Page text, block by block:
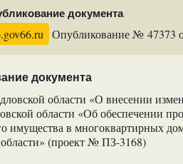
документа
Опубликование № 47373
документа
области «О внесении
области «Об обеспечении
имущества в многоквартирных
(проект № ПЗ-3168)